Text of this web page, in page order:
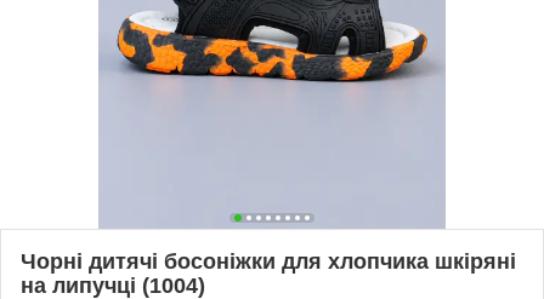
Чорні дитячі босоніжки для хлопчика шкіряні
на липучці (1004)